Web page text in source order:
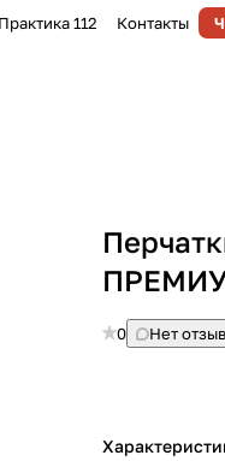
Практика 112 Контакты
0 Нет